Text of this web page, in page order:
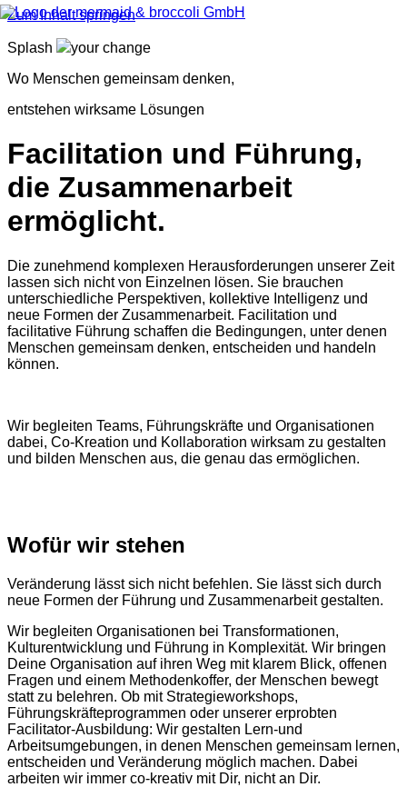
Zum Inhalt springen
Splash
your change
Wo Menschen gemeinsam denken,
entstehen wirksame Lösungen
Facilitation und Führung,
die Zusammenarbeit
ermöglicht.
Die zunehmend komplexen Herausforderungen unserer Zeit
lassen sich nicht von Einzelnen lösen. Sie brauchen
unterschiedliche Perspektiven, kollektive Intelligenz und
neue Formen der Zusammenarbeit. Facilitation und
facilitative Führung schaffen die Bedingungen, unter denen
Menschen gemeinsam denken, entscheiden und handeln
können.
Wir begleiten Teams, Führungskräfte und Organisationen
dabei, Co-Kreation und Kollaboration wirksam zu gestalten
und bilden Menschen aus, die genau das ermöglichen.
Wofür wir stehen
Veränderung lässt sich nicht befehlen. Sie lässt sich durch
neue Formen der Führung und Zusammenarbeit gestalten.
Wir begleiten Organisationen bei Transformationen,
Kulturentwicklung und Führung in Komplexität. Wir bringen
Deine Organisation auf ihren Weg mit klarem Blick, offenen
Fragen und einem Methodenkoffer, der Menschen bewegt
statt zu belehren. Ob mit Strategieworkshops,
Führungskräfteprogrammen oder unserer erprobten
Facilitator-Ausbildung: Wir gestalten Lern-und
Arbeitsumgebungen, in denen Menschen gemeinsam lernen,
entscheiden und Veränderung möglich machen. Dabei
arbeiten wir immer co-kreativ mit Dir, nicht an Dir.